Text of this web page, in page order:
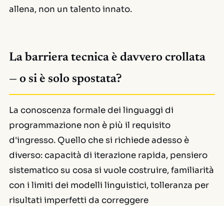
allena, non un talento innato.
La barriera tecnica è davvero crollata
— o si è solo spostata?
La conoscenza formale dei linguaggi di
programmazione non è più il requisito
d'ingresso. Quello che si richiede adesso è
diverso: capacità di iterazione rapida, pensiero
sistematico su cosa si vuole costruire, familiarità
con i limiti dei modelli linguistici, tolleranza per
risultati imperfetti da correggere